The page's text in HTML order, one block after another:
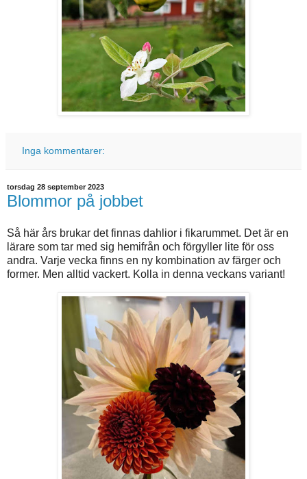
Inga kommentarer:
torsdag 28 september 2023
Blommor på jobbet
Så här års brukar det finnas dahlior i fikarummet. Det är en
lärare som tar med sig hemifrån och förgyller lite för oss
andra. Varje vecka finns en ny kombination av färger och
former. Men alltid vackert. Kolla in denna veckans variant!